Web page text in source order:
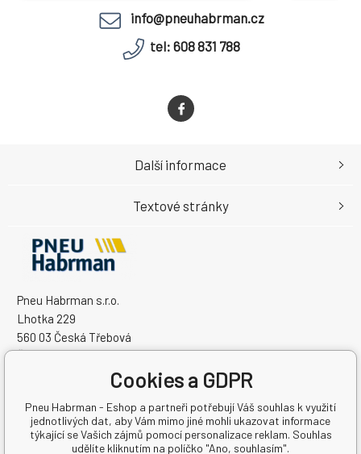
info@pneuhabrman.cz
tel: 608 831 788
Pneu Habrman s.r.o.
Lhotka 229
560 03 Česká Třebová
Česká Republika
Další informace
Textové stránky
Cookies a GDPR
Pneu Habrman - Eshop a partneři potřebují Váš souhlas k využití
jednotlivých dat, aby Vám mimo jiné mohli ukazovat informace
týkající se Vašich zájmů pomocí personalizace reklam. Souhlas
udělíte kliknutím na políčko "Ano, souhlasím".